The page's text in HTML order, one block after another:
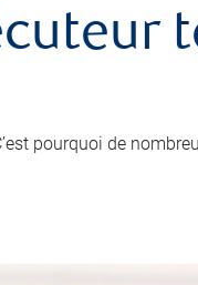
pourquoi de